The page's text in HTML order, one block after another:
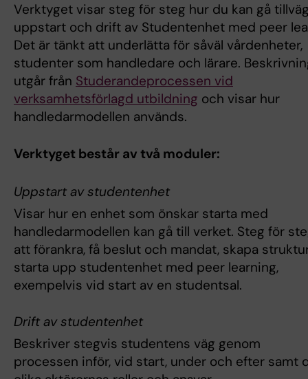
Verktyget visar steg för steg hur du kan gå
uppstart och drift av Studentenhet med peer
Det är tänkt att underlätta för såväl vårdenheter,
studenter som handledare och lärare.
utgår från Studerandeprocessen vid
verksamhetsförlagd utbildning och visar hur
handledarmodellen används.
Verktyget består av två moduler:
Uppstart av studentenhet
Visar hur en enhet som önskar starta med
handledarmodellen kan gå till verket. Steg för
att förankra, få beslut och mandat, skapa
starta upp studentenhet med peer learning,
exempelvis vid start av en studentsal.
Drift av studentenhet
Beskriver stegvis studentens väg genom
processen inför, vid start, under och efter samt